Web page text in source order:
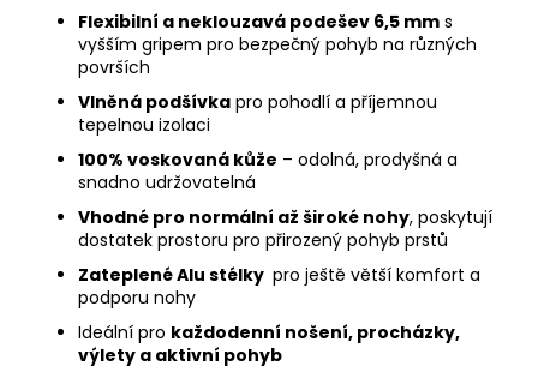
Flexibilní a neklouzavá podešev 6,5 mm s
vyšším gripem pro bezpečný pohyb na různých
površích
Vlněná podšívka pro pohodlí a příjemnou
tepelnou izolaci
100% voskovaná kůže – odolná, prodyšná a
snadno udržovatelná
Vhodné pro normální až široké nohy, poskytují
dostatek prostoru pro přirozený pohyb prstů
Zateplené Alu stélky pro ještě větší komfort a
podporu nohy
Ideální pro každodenní nošení, procházky,
výlety a aktivní pohyb